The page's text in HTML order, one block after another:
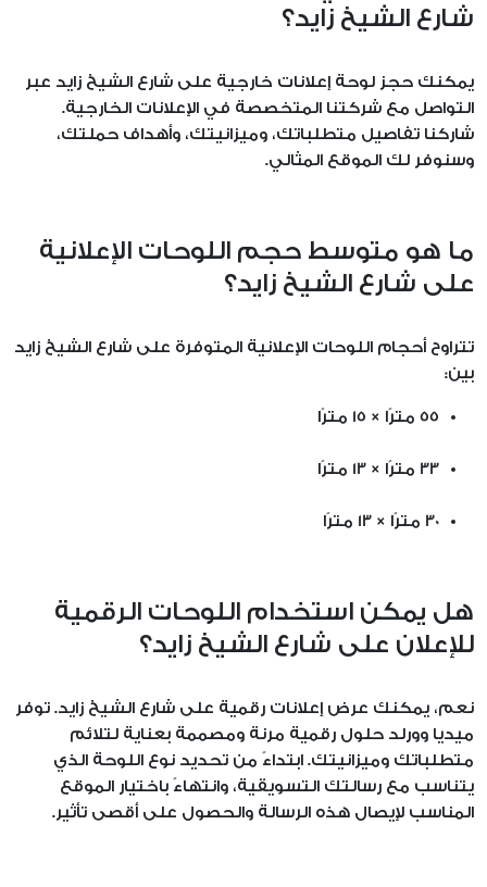
شارع الشيخ زايد؟
يمكنك حجز لوحة إعلانات خارجية على شارع الشيخ زايد عبر
التواصل مع شركتنا المتخصصة في الإعلانات الخارجية.
شاركنا تفاصيل متطلباتك، وميزانيتك، وأهداف حملتك،
وسنوفر لك الموقع المثالي.
ما هو متوسط حجم اللوحات الإعلانية
على شارع الشيخ زايد؟
تتراوح أحجام اللوحات الإعلانية المتوفرة على شارع الشيخ زايد
بين:
55 مترًا × 15 مترًا
33 مترًا × 13 مترًا
30 مترًا × 13 مترًا
هل يمكن استخدام اللوحات الرقمية
للإعلان على شارع الشيخ زايد؟
نعم، يمكنك عرض إعلانات رقمية على شارع الشيخ زايد. توفر
ميديا وورلد حلول رقمية مرنة ومصممة بعناية لتلائم
متطلباتك وميزانيتك. ابتداءً من تحديد نوع اللوحة الذي
يتناسب مع رسالتك التسويقية، وانتهاءً باختيار الموقع
المناسب لإيصال هذه الرسالة والحصول على أقصى تأثير.